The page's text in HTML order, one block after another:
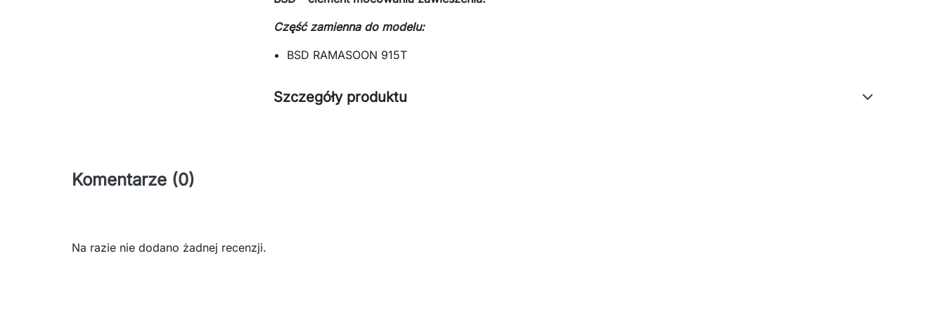
Część zamienna do modelu:
BSD RAMASOON 915T
Szczegóły produktu
Komentarze (0)
Na razie nie dodano żadnej recenzji.